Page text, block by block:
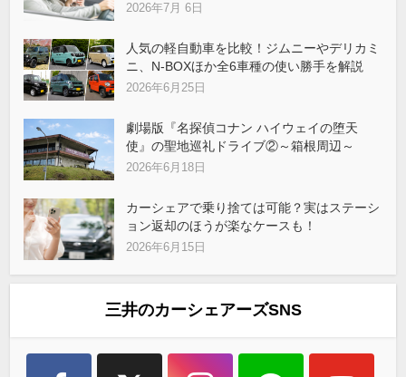
2026年7月 6日
人気の軽自動車を比較！ジムニーやデリカミ
ニ、N-BOXほか全6車種の使い勝手を解説
2026年6月25日
劇場版『名探偵コナン ハイウェイの堕天
使』の聖地巡礼ドライブ②～箱根周辺～
2026年6月18日
カーシェアで乗り捨ては可能？実はステーシ
ョン返却のほうが楽なケースも！
2026年6月15日
三井のカーシェアーズSNS